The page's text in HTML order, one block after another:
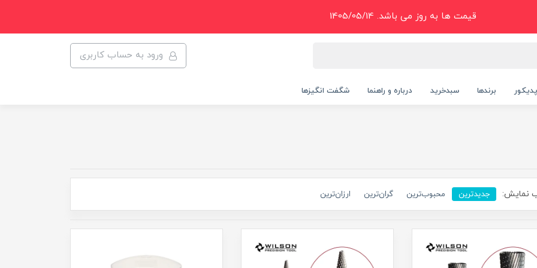
قیمت ها به روز می باشد. 1405/05/14
ورود به حساب کاربری
پدیکور برندها سبدخرید درباره و راهنما شگفت انگیزها
نمایش: جدیدترین محبوب‌ترین گران‌ترین ارزان‌ترین